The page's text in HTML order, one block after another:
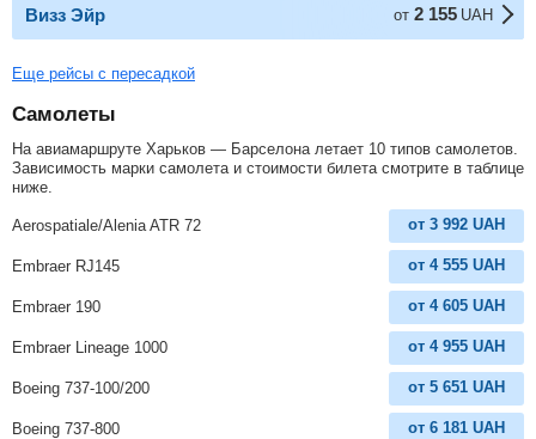
Визз Эйр от 2 155 UAH
Еще рейсы с пересадкой
Самолеты
На авиамаршруте Харьков — Барселона летает 10 типов самолетов.
Зависимость марки самолета и стоимости билета смотрите в таблице
ниже.
Aerospatiale/Alenia ATR 72 от 3 992 UAH
Embraer RJ145 от 4 555 UAH
Embraer 190 от 4 605 UAH
Embraer Lineage 1000 от 4 955 UAH
Boeing 737-100/200 от 5 651 UAH
Boeing 737-800 от 6 181 UAH